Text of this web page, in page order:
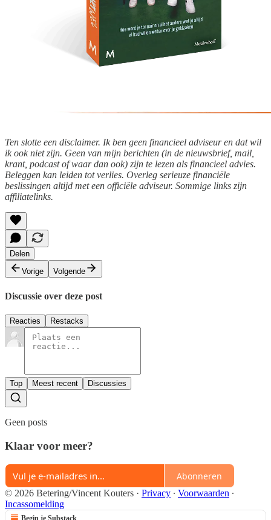
Ten slotte een disclaimer. Ik ben geen financieel adviseur en dat wil
ik ook niet zijn. Geen van mijn berichten (in de nieuwsbrief, mail,
krant, podcast of waar dan ook) zijn te lezen als financieel advies.
Beleggen kan leiden tot verlies. Overleg serieuze financiële
beslissingen altijd met een officiële adviseur. Sommige links zijn
affiliatelinks.
Delen
Vorige
Volgende
Discussie over deze post
Reacties Restacks
Top Meest recent Discussies
Geen posts
Klaar voor meer?
Abonneren
© 2026 Betering/Vincent Kouters · Privacy ∙ Voorwaarden ∙
Incassomelding